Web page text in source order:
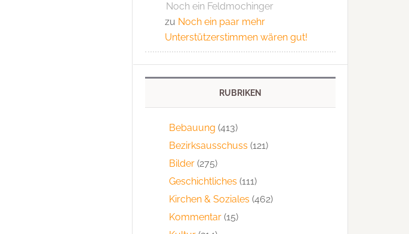
Noch ein Feldmochinger
zu Noch ein paar mehr
Unterstützerstimmen wären gut!
RUBRIKEN
Bebauung (413)
Bezirksausschuss (121)
Bilder (275)
Geschichtliches (111)
Kirchen & Soziales (462)
Kommentar (15)